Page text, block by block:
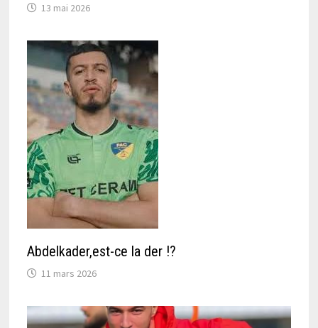
13 mai 2026
Abdelkader,est-ce la der !?
11 mars 2026